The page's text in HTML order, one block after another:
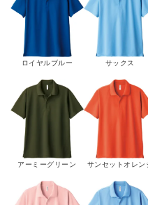
ロイヤルブルー サックス
アーミーグリーン サンセットオレン